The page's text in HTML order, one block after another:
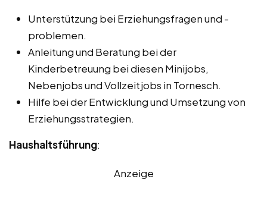
Unterstützung bei Erziehungsfragen und -
problemen.
Anleitung und Beratung bei der
Kinderbetreuung bei diesen Minijobs,
Nebenjobs und Vollzeitjobs in Tornesch.
Hilfe bei der Entwicklung und Umsetzung von
Erziehungsstrategien.
Haushaltsführung:
Anzeige